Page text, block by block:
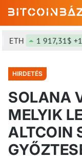
ETH 1 917,31$
HIRDETÉS
SOLANA
MELYIK
ALTCOIN